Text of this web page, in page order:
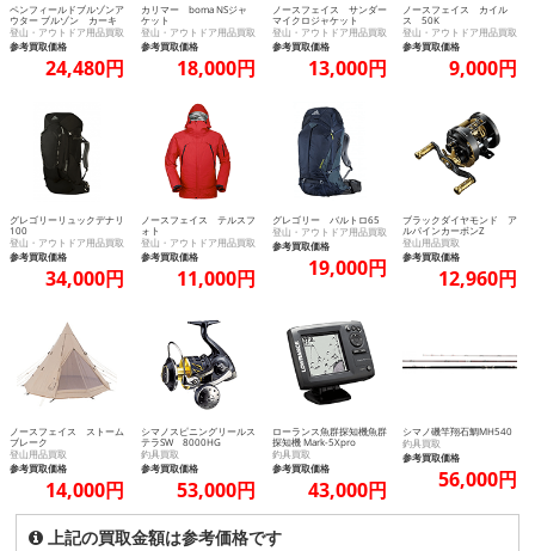
ペンフィールドブルゾンア
ウター ブルゾン カーキ
登山・アウトドア用品買取
参考買取価格
24,480円
カリマー boma NSジャ
ケット
登山・アウトドア用品買取
参考買取価格
18,000円
ノースフェイス サンダー
マイクロジャケット
登山・アウトドア用品買取
参考買取価格
13,000円
ノースフェイス カイル
ス 50K
登山・アウトドア用品買取
参考買取価格
9,000円
グレゴリーリュックデナリ
100
登山・アウトドア用品買取
参考買取価格
34,000円
ノースフェイス テルスフ
ォト
登山・アウトドア用品買取
参考買取価格
11,000円
グレゴリー バルトロ65
登山・アウトドア用品買取
参考買取価格
19,000円
ブラックダイヤモンド ア
ルパインカーボンZ
登山用品買取
参考買取価格
12,960円
ノースフェイス ストーム
ブレーク
登山用品買取
参考買取価格
14,000円
シマノスピニングリールス
テラSW 8000HG
釣具買取
参考買取価格
53,000円
ローランス魚群探知機魚群
探知機 Mark-5Xpro
釣具買取
参考買取価格
43,000円
シマノ磯竿翔石鯛MH540
釣具買取
参考買取価格
56,000円
上記の買取金額は参考価格です